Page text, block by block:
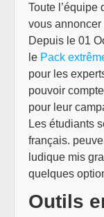
Toute l’équipe
vous
Depuis le 01
le Pack
pour les
pouvoir
pour leur
Les étudiants
français.
ludique mis
quelques
Outils